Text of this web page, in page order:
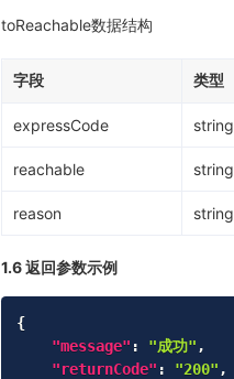
toReachable数据结构
字段 类型
expressCode string
reachable string
reason string
1.6 返回参数示例
{
"message" : "成功" ,
"returnCode" : "200" ,